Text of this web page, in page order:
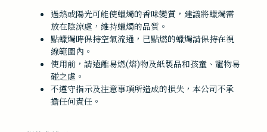
過熱或陽光可能使蠟燭的香味變質，建議將蠟燭需
放在陰涼處，維持蠟燭的品質。
點蠟燭時保持空氣流通，已點燃的蠟燭請保持在視
線範圍內。
使用前，請遠離易燃(熔)物及紙製品和孩童、寵物易
碰之處。
不遵守指示及注意事項所造成的損失，本公司不承
擔任何責任。